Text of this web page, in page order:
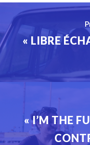
« LIBRE
« I’M THE